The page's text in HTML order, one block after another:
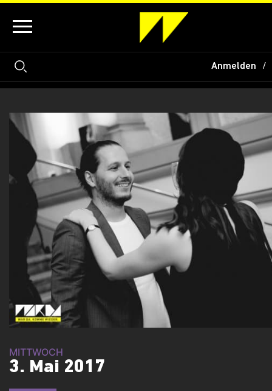
Anmelden
MITTWOCH
3. Mai 2017